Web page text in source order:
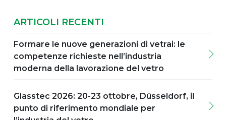
avanzate, confrontarsi sulle evoluzioni del
mercato ed esplorare le innovazioni che stanno
Per Lattuada e Lattuada North America, la
manifestazione rappresenta molto più di
un'occasione per esporre le proprie macchine. È
l'opportunità di dimostrare come decenni di
in soluzioni capaci di aiutare le vetrerie ad
aumentare la produttività, migliorare la qualità e
affrontare un contesto produttivo sempre più
ARTICOLI RECENTI
Formare le nuove generazioni di vetrai: le
competenze richieste nell’industria
moderna della lavorazione del vetro
Glasstec 2026: 20-23 ottobre, Düsseldorf, il
punto di riferimento mondiale per